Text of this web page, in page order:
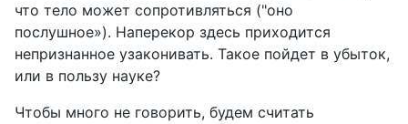
что тело может сопротивляться ("оно
послушное»). Наперекор здесь приходится
непризнанное узаконивать. Такое пойдет в убыток,
или в пользу науке?
Чтобы много не говорить, будем считать